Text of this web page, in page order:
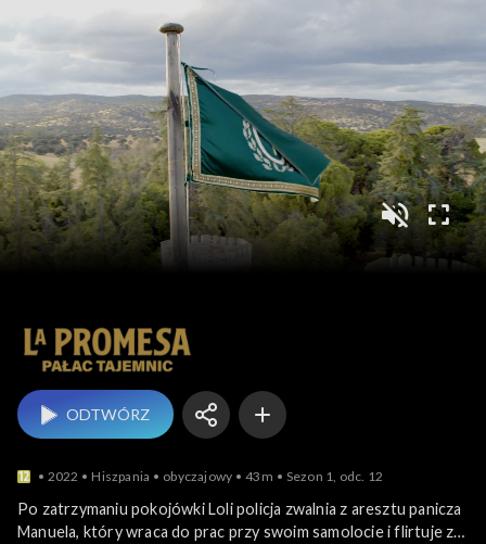
ODTWÓRZ
2022 Hiszpania obyczajowy 43m Sezon 1, odc. 12
Po zatrzymaniu pokojówki Loli policja zwalnia z aresztu panicza
Manuela, który wraca do prac przy swoim samolocie i flirtuje z